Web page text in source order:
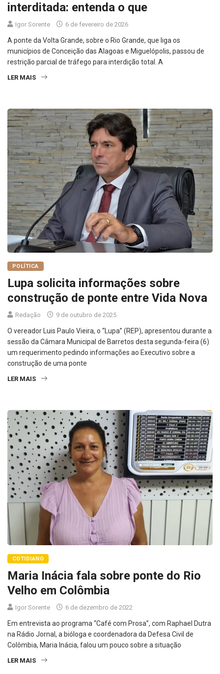
interditada: entenda o que
Igor Sorente 6 de fevereiro de 2026
A ponte da Volta Grande, sobre o Rio Grande, que liga os
municípios de Conceição das Alagoas e Miguelópolis, passou de
restrição parcial de tráfego para interdição total. A
LER MAIS
POLÍTICA
Lupa solicita informações sobre
construção de ponte entre Vida Nova
Redação 9 de outubro de 2025
O vereador Luis Paulo Vieira, o “Lupa” (REP), apresentou durante a
sessão da Câmara Municipal de Barretos desta segunda-feira (6)
um requerimento pedindo informações ao Executivo sobre a
construção de uma ponte
LER MAIS
COTIDIANO
Maria Inácia fala sobre ponte do Rio
Velho em Colômbia
Igor Sorente 6 de dezembro de 2022
Em entrevista ao programa “Café com Prosa”, com Raphael Dutra
na Rádio Jornal, a bióloga e coordenadora da Defesa Civil de
Colômbia, Maria Inácia, falou um pouco sobre a situação
LER MAIS